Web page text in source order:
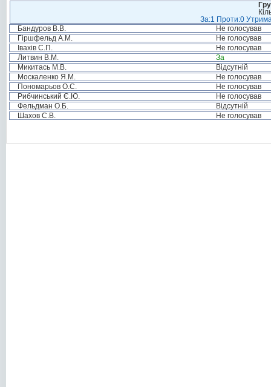
За:1 Проти:0
Бандуров В.В.
Не голосував
Гіршфельд А.М.
Не голосував
Івахів С.П.
Не голосував
Литвин В.М.
За
Микитась М.В.
Відсутній
Москаленко Я.М.
Не голосував
Пономарьов О.С.
Не голосував
Рибчинський Є.Ю.
Не голосував
Фельдман О.Б.
Відсутній
Шахов С.В.
Не голосував